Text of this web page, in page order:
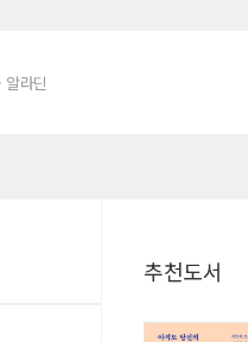
· 알라딘
추천도서